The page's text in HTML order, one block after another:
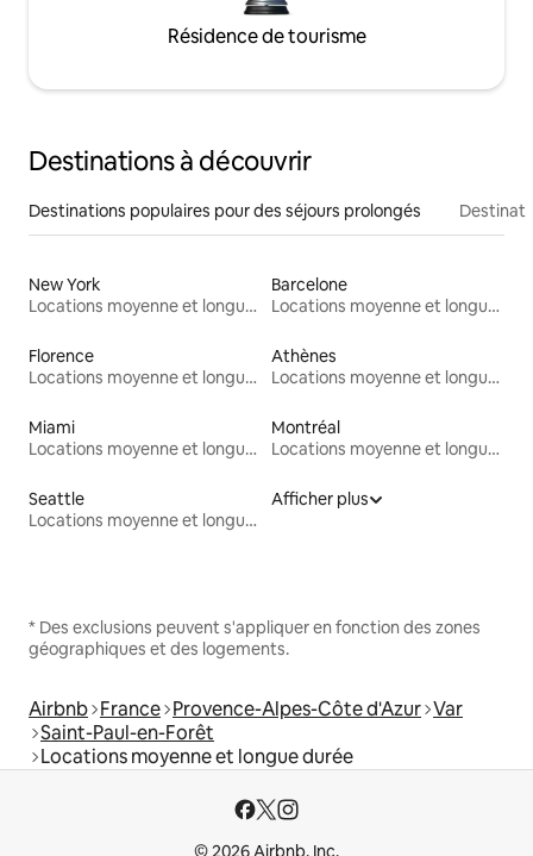
Résidence de tourisme
Destinations à découvrir
Destinations populaires pour des séjours prolongés
New York
Locations moyenne et longue durée
Barcelone
Locations moyenne et longue durée
Florence
Locations moyenne et longue durée
Athènes
Locations moyenne et longue durée
Miami
Locations moyenne et longue durée
Montréal
Locations moyenne et longue durée
Seattle
Locations moyenne et longue durée
Afficher plus
* Des exclusions peuvent s'appliquer en fonction des zones
géographiques et des logements.
Airbnb France Provence-Alpes-Côte d'Azur Var
Saint-Paul-en-Forêt
Locations moyenne et longue durée
© 2026 Airbnb, Inc.